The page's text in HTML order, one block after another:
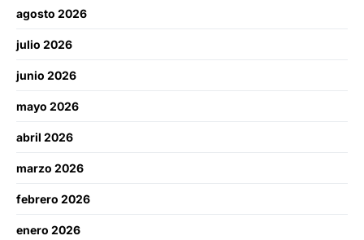
agosto 2026
julio 2026
junio 2026
mayo 2026
abril 2026
marzo 2026
febrero 2026
enero 2026